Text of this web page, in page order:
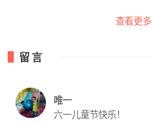
查看更多
留言
唯一
六一儿童节快乐！